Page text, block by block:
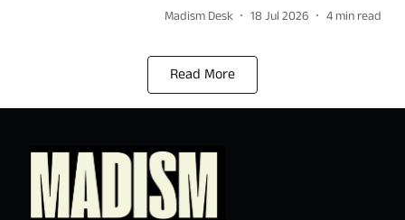
Madism Desk 18 Jul 2026 4 min read
Read More